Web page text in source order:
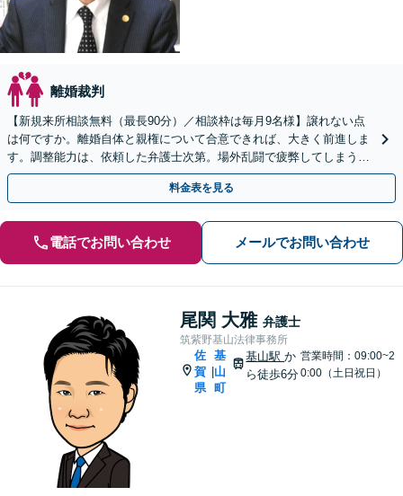
離婚裁判
【新規来所相談無料（最長90分）／相談枠は毎月9名様】譲れない点
は何ですか。離婚自体と親権について合意できれば、大きく前進しま
す。調整能力は、依頼した弁護士次第。場外乱闘で疲弊してしまう前
に、私に任せてみませんか。
料金表を見る
電話でお問い合わせ メールでお問い合わせ
尾関 大雅 弁護士
筑紫野基山法律事務所
佐
賀
県
基
山
町
基山駅か
ら徒歩6分
営業時間：09:00~2
0:00（土日祝日）